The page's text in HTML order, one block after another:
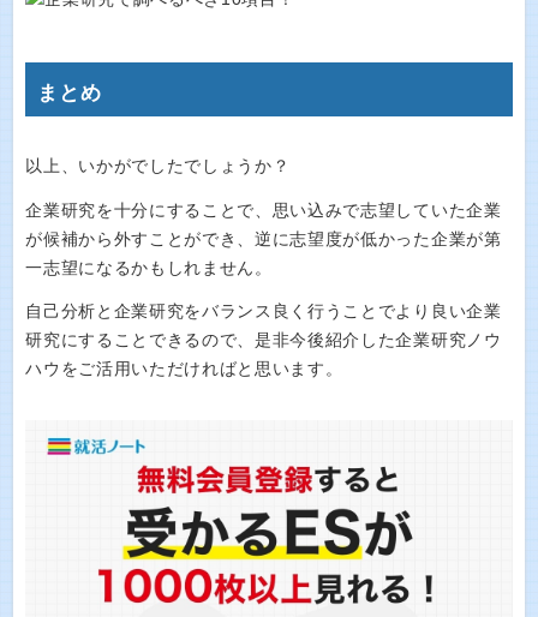
まとめ
以上、いかがでしたでしょうか？
企業研究を十分にすることで、思い込みで志望していた企業
が候補から外すことができ、逆に志望度が低かった企業が第
一志望になるかもしれません。
自己分析と企業研究をバランス良く行うことでより良い企業
研究にすることできるので、是非今後紹介した企業研究ノウ
ハウをご活用いただければと思います。